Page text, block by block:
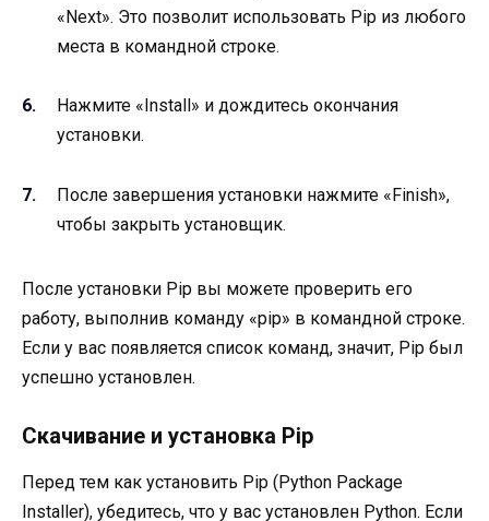
«Next». Это позволит использовать Pip из любого
места в командной строке.
Нажмите «Install» и дождитесь окончания
установки.
После завершения установки нажмите «Finish»,
чтобы закрыть установщик.
После установки Pip вы можете проверить его
работу, выполнив команду «pip» в командной строке.
Если у вас появляется список команд, значит, Pip был
успешно установлен.
Скачивание и установка Pip
Перед тем как установить Pip (Python Package
Installer), убедитесь, что у вас установлен Python. Если